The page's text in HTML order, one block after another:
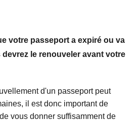
votre passeport a expiré ou va
le renouveler avant votre
d'un passeport peut
il est donc important de
vous donner suffisamment de